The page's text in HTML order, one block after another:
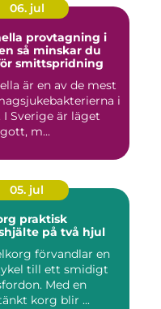
06. jul
provtagning i
du
smittspridning
är en av de mest
i
I Sverige är läget
m...
05. jul
på två hjul
förvandlar en
till ett smidigt
Med en
korg blir ...